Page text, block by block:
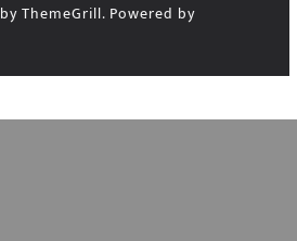
by ThemeGrill. Powered by